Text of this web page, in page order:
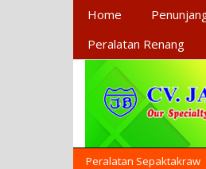
Primary Menu
Home
Peralatan Renang
Secondary Menu
Peralatan Sepaktakraw